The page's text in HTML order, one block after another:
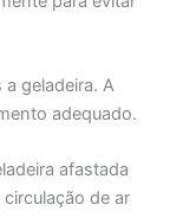
a geladeira. A
adequado.
afastada
de ar